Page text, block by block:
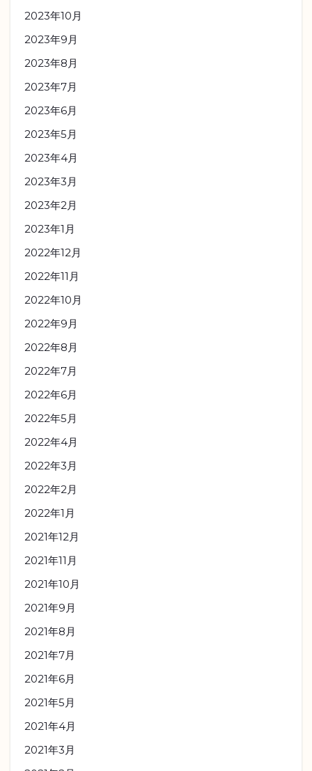
2023年10月
2023年9月
2023年8月
2023年7月
2023年6月
2023年5月
2023年4月
2023年3月
2023年2月
2023年1月
2022年12月
2022年11月
2022年10月
2022年9月
2022年8月
2022年7月
2022年6月
2022年5月
2022年4月
2022年3月
2022年2月
2022年1月
2021年12月
2021年11月
2021年10月
2021年9月
2021年8月
2021年7月
2021年6月
2021年5月
2021年4月
2021年3月